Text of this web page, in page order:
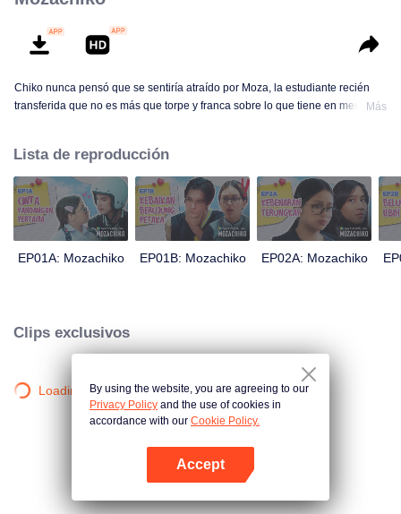
Chiko nunca pensó que se sentiría atraído por Moza, la estudiante recién
transferida que no es más que torpe y franca sobre lo que tiene en mente.
un gran giro en la trama: ahora Chiko es quien la persigue.
Más
Lista de reproducción
EP01A: Mozachiko EP01B: Mozachiko EP02A: Mozachiko
Clips exclusivos
Loading…By using the website, you are agreeing to our
Privacy Policy and the use of cookies in
accordance with our Cookie Policy.
Accept